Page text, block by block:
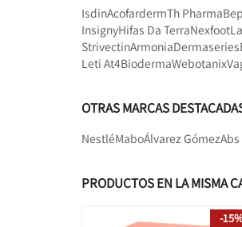
IsdinAcofardermTh Pharma
InsignyHifas Da TerraNexfoot
StrivectinArmoniaDermaseries
Leti At4BiodermaWebotanix
OTRAS MARCAS
NestléMaboÁlvarez Gómez
PRODUCTOS EN LA MISMA
-